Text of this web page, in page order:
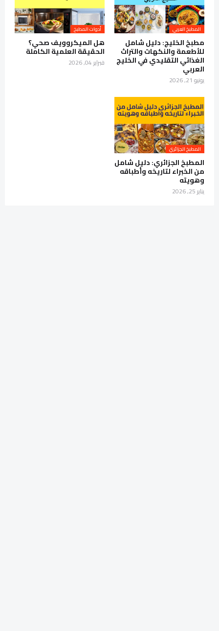
المطبخ العربي
مطبخ الخليج: دليل شامل
للأطعمة والنكهات والتراث
الغذائي التقليدي في الخليج
العربي
يونيو 21, 2026
أدوات المطبخ
هل الميكروويف صحي؟
الحقيقة العلمية الكاملة
فبراير 04, 2026
المطبخ الجزائري
المطبخ الجزائري: دليل شامل
من الخبراء لتاريخه وأطباقه
وهويته
يناير 25, 2026